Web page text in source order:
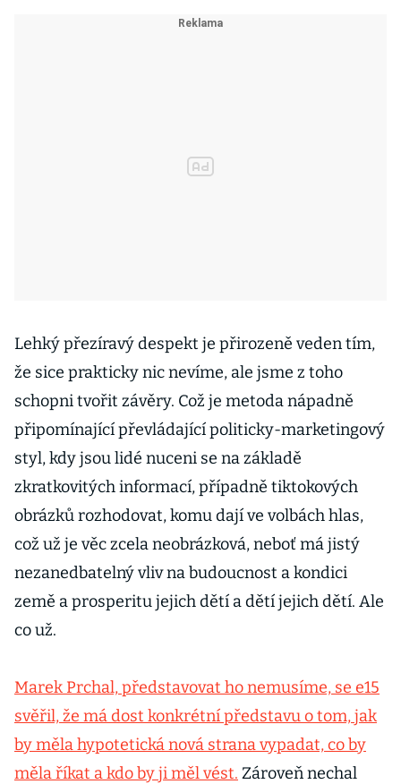
Lehký přezíravý despekt je přirozeně veden tím,
že sice prakticky nic nevíme, ale jsme z toho
schopni tvořit závěry. Což je metoda nápadně
připomínající převládající politicky-marketingový
styl, kdy jsou lidé nuceni se na základě
zkratkovitých informací, případně tiktokových
obrázků rozhodovat, komu dají ve volbách hlas,
což už je věc zcela neobrázková, neboť má jistý
nezanedbatelný vliv na budoucnost a kondici
země a prosperitu jejich dětí a dětí jejich dětí. Ale
co už.
Marek Prchal, představovat ho nemusíme, se e15
svěřil, že má dost konkrétní představu o tom, jak
by měla hypotetická nová strana vypadat, co by
měla říkat a kdo by ji měl vést. Zároveň nechal